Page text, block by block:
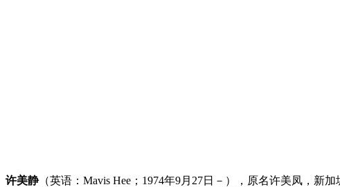
许美静（英语：Mavis Hee；1974年9月27日－），原名许美凤，新